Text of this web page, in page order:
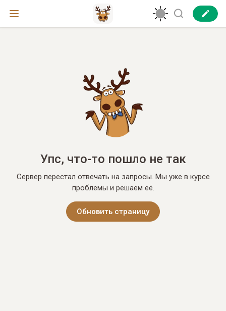
Упс, что-то пошло не так
Сервер перестал отвечать на запросы. Мы уже в курсе
проблемы и решаем её.
Обновить страницу